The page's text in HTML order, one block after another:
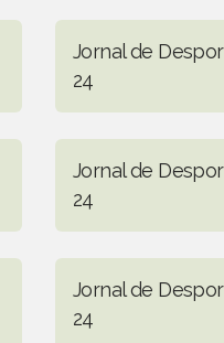
Jornal de
24
Jornal de
24
Jornal de
24